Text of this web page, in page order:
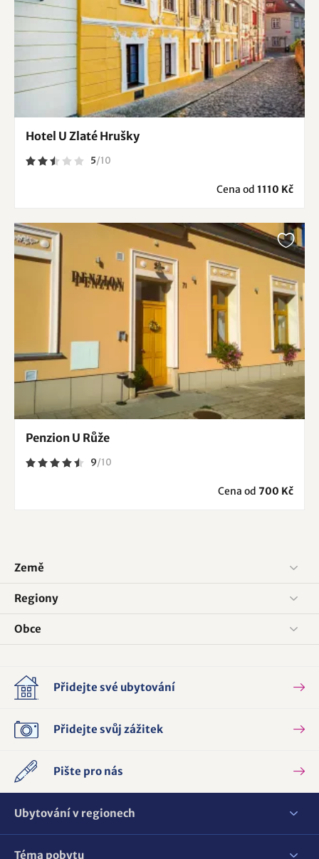
Hotel U Zlaté Hrušky
5/10
Cena od 1110 Kč
Penzion U Růže
9/10
Cena od 700 Kč
Země
Regiony
Obce
Přidejte své ubytování
Přidejte svůj zážitek
Pište pro nás
Ubytování v regionech
Téma pobytu